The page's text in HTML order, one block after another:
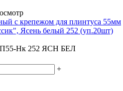
с крепежом для плинтуса 55мм
Ясень белый 252 (уп.20шт)
П55-Нк 252 ЯСН БЕЛ
+